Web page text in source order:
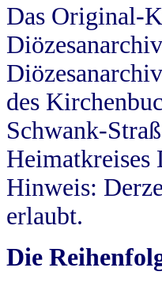
Das Original-
des
Schwank-
Heimatkreises
Hinweis:
erlaubt.
Die